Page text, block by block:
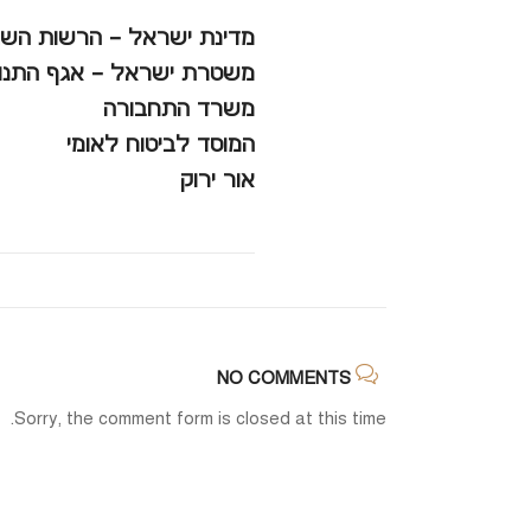
מדינת ישראל – הרשות
משטרת ישראל – אגף
משרד התחבורה
המוסד לביטוח לאומי
אור ירוק
NO COMMENTS
Sorry, the comment form is closed at this time.